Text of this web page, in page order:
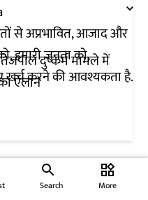
से अप्रभावित, आजाद और
हमारी जनता को,
खर्च करने की आवश्यकता है.
दुष्कर्म मामले में
ऐलान
Search
widgets
More